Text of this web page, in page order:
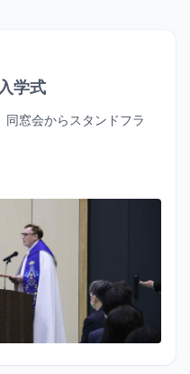
学式
同窓会からスタンドフラ